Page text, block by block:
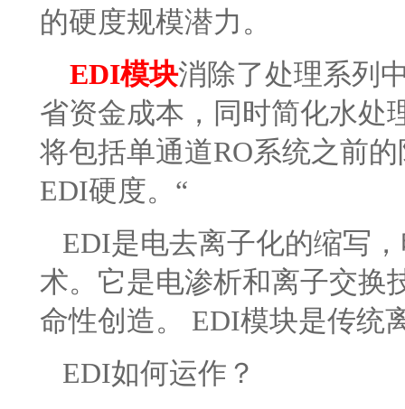
的硬度规模潜力。
EDI模块消除了处理系列
省资金成本，同时简化水处
将包括单通道RO系统之前
EDI硬度。“
EDI是电去离子化的缩写
术。它是电渗析和离子交换
命性创造。 EDI模块是传统
EDI如何运作？